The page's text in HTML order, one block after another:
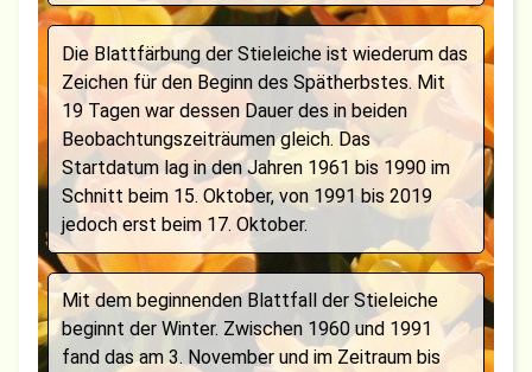
Die Blattfärbung der Stieleiche ist wiederum das
Zeichen für den Beginn des Spätherbstes. Mit
19 Tagen war dessen Dauer des in beiden
Beobachtungszeiträumen gleich. Das
Startdatum lag in den Jahren 1961 bis 1990 im
Schnitt beim 15. Oktober, von 1991 bis 2019
jedoch erst beim 17. Oktober.
Mit dem beginnenden Blattfall der Stieleiche
beginnt der Winter. Zwischen 1960 und 1991
fand das am 3. November und im Zeitraum bis